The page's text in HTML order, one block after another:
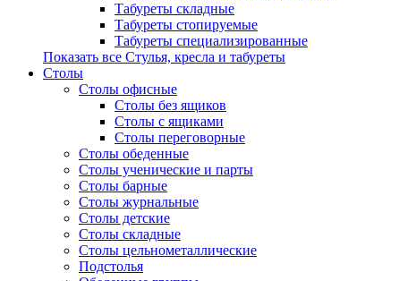
Табуреты складные
Табуреты стопируемые
Табуреты специализированные
Показать все Стулья, кресла и табуреты
Столы
Столы офисные
Столы без ящиков
Столы с ящиками
Столы переговорные
Столы обеденные
Столы ученические и парты
Столы барные
Столы журнальные
Столы детские
Столы складные
Столы цельнометаллические
Подстолья